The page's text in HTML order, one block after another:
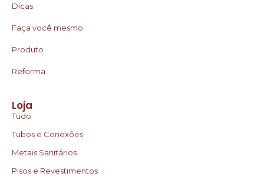
Dicas
Faça você mesmo
Produto
Reforma
Loja
Tudo
Tubos e Conexões
Metais Sanitários
Pisos e Revestimentos